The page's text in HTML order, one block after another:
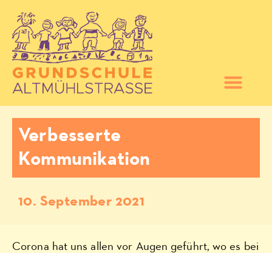
Verbesserte
Kommunikation
10. September 2021
Corona hat uns allen vor Augen geführt, wo es bei